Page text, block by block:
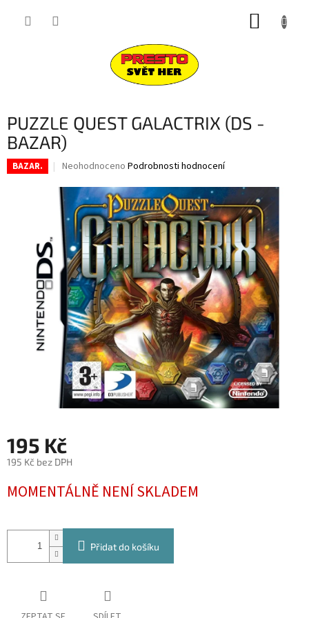
PUZZLE QUEST GALACTRIX (DS -
BAZAR)
BAZAR.
Průměrné
produktu
je
0,0
z
5
hvězdiček.
Neohodnoceno Podrobnosti hodnocení
195 Kč
195 Kč bez DPH
cena:
MOMENTÁLNĚ NENÍ SKLADEM
Přidat do košíku